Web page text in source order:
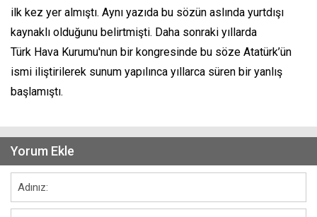
ilk kez yer almıştı. Aynı yazıda bu sözün aslında yurtdışı
kaynaklı olduğunu belirtmişti. Daha sonraki yıllarda
Türk Hava Kurumu'nun bir kongresinde bu söze Atatürk’ün
ismi iliştirilerek sunum yapılınca yıllarca süren bir yanlış
başlamıştı.
Yorum Ekle